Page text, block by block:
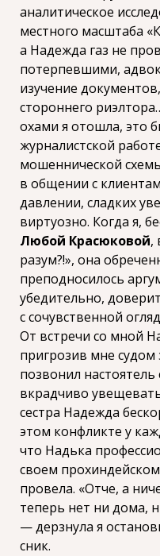
аналитическое
местного масштаба
а Надежда газ не
потерпевшими,
изучение
стороннего
охами я отошла, это
журналистской
мошеннической
в общении с
давлении, сладких
виртуозно. Когда я,
Любой Красюковой,
разум?!», она
преподносилось
убедительно,
с сочувственной
От встречи со мной
пригрозив мне судом
позвонил настоятель
вкрадчиво
сестра Надежда
этом конфликте у
что Надька
своем
провела. «Отче, а
теперь нет ни дома,
— дерзнула я
сник.